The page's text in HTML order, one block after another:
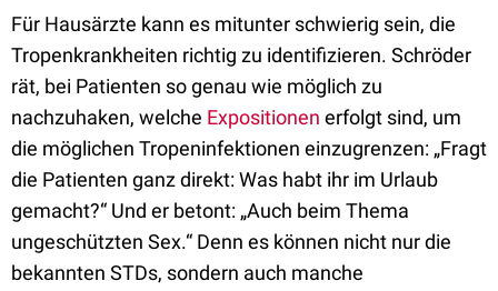
Für Hausärzte kann es mitunter schwierig sein, die
Tropenkrankheiten richtig zu identifizieren. Schröder
rät, bei Patienten so genau wie möglich zu
nachzuhaken, welche Expositionen erfolgt sind, um
die möglichen Tropeninfektionen einzugrenzen: „Fragt
die Patienten ganz direkt: Was habt ihr im Urlaub
gemacht?“ Und er betont: „Auch beim Thema
ungeschützten Sex.“ Denn es können nicht nur die
bekannten STDs, sondern auch manche